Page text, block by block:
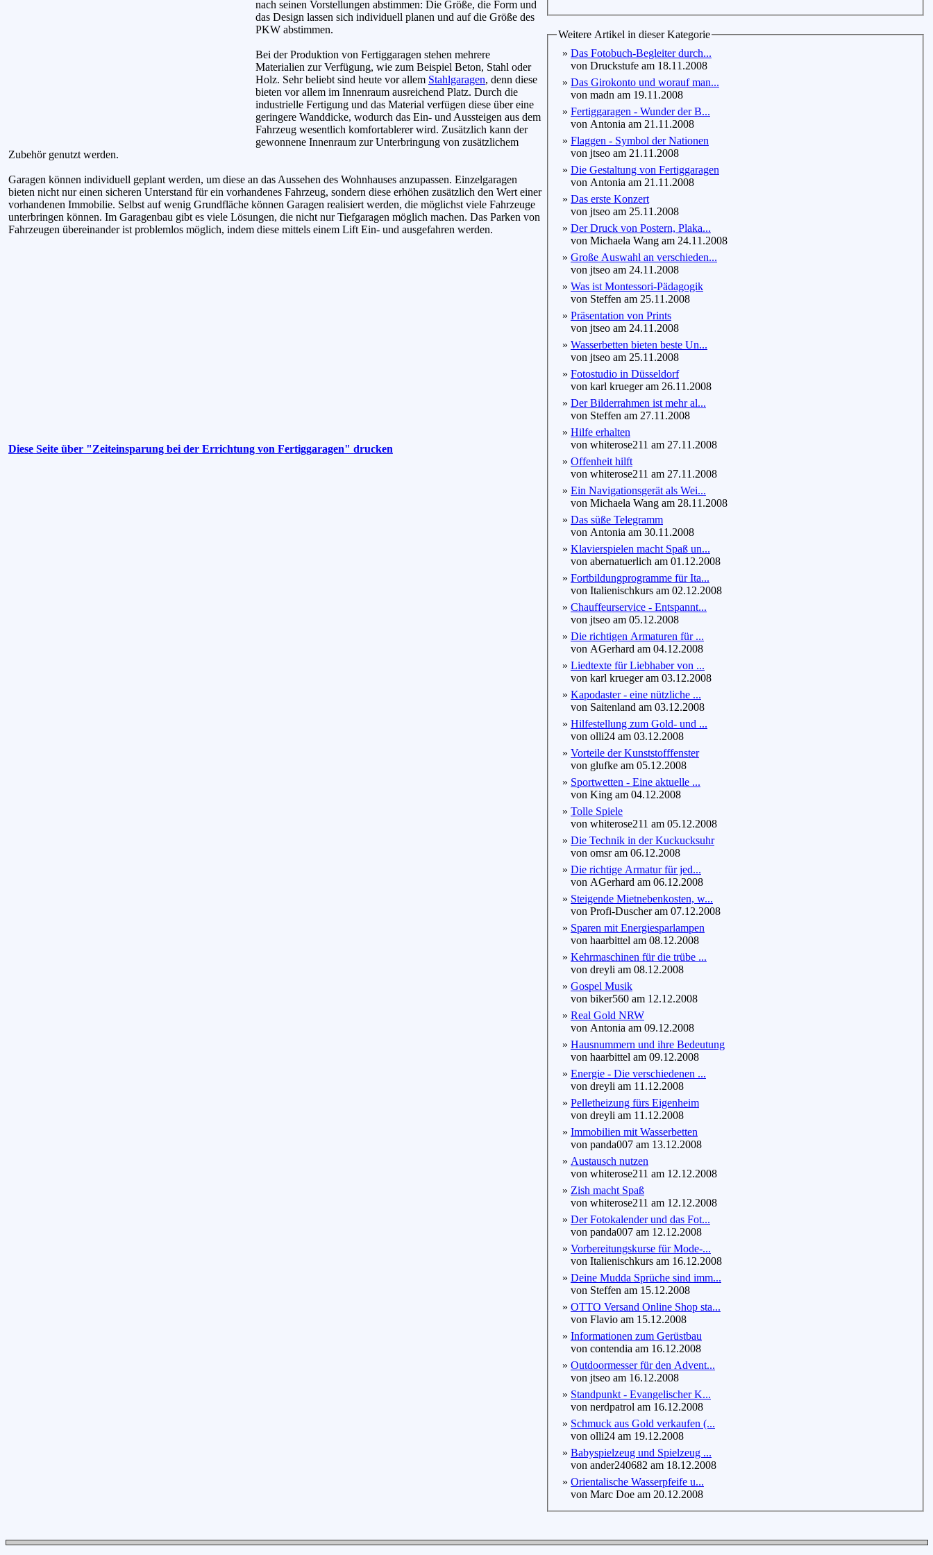
nach seinen Vorstellungen abstimmen: Die Größe, die Form und
das Design lassen sich individuell planen und auf die Größe des
PKW abstimmen.
Bei der Produktion von Fertiggaragen stehen mehrere
Materialien zur Verfügung, wie zum Beispiel Beton, Stahl oder
Holz. Sehr beliebt sind heute vor allem Stahlgaragen, denn diese
bieten vor allem im Innenraum ausreichend Platz. Durch die
industrielle Fertigung und das Material verfügen diese über eine
geringere Wanddicke, wodurch das Ein- und Aussteigen aus dem
Fahrzeug wesentlich komfortablerer wird. Zusätzlich kann der
gewonnene Innenraum zur Unterbringung von zusätzlichem
Zubehör genutzt werden.
Garagen können individuell geplant werden, um diese an das Aussehen des Wohnhauses anzupassen. Einzelgaragen
bieten nicht nur einen sicheren Unterstand für ein vorhandenes Fahrzeug, sondern diese erhöhen zusätzlich den Wert einer
vorhandenen Immobilie. Selbst auf wenig Grundfläche können Garagen realisiert werden, die möglichst viele Fahrzeuge
unterbringen können. Im Garagenbau gibt es viele Lösungen, die nicht nur Tiefgaragen möglich machen. Das Parken von
Fahrzeugen übereinander ist problemlos möglich, indem diese mittels einem Lift Ein- und ausgefahren werden.
Diese Seite über "Zeiteinsparung bei der Errichtung von Fertiggaragen" drucken
Weitere Artikel in dieser Kategorie
» Das Fotobuch-Begleiter durch...
von Druckstufe am 18.11.2008
» Das Girokonto und worauf man...
von madn am 19.11.2008
» Fertiggaragen - Wunder der B...
von Antonia am 21.11.2008
» Flaggen - Symbol der Nationen
von jtseo am 21.11.2008
» Die Gestaltung von Fertiggaragen
von Antonia am 21.11.2008
» Das erste Konzert
von jtseo am 25.11.2008
» Der Druck von Postern, Plaka...
von Michaela Wang am 24.11.2008
» Große Auswahl an verschieden...
von jtseo am 24.11.2008
» Was ist Montessori-Pädagogik
von Steffen am 25.11.2008
» Präsentation von Prints
von jtseo am 24.11.2008
» Wasserbetten bieten beste Un...
von jtseo am 25.11.2008
» Fotostudio in Düsseldorf
von karl krueger am 26.11.2008
» Der Bilderrahmen ist mehr al...
von Steffen am 27.11.2008
» Hilfe erhalten
von whiterose211 am 27.11.2008
» Offenheit hilft
von whiterose211 am 27.11.2008
» Ein Navigationsgerät als Wei...
von Michaela Wang am 28.11.2008
» Das süße Telegramm
von Antonia am 30.11.2008
» Klavierspielen macht Spaß un...
von abernatuerlich am 01.12.2008
» Fortbildungprogramme für Ita...
von Italienischkurs am 02.12.2008
» Chauffeurservice - Entspannt...
von jtseo am 05.12.2008
» Die richtigen Armaturen für ...
von AGerhard am 04.12.2008
» Liedtexte für Liebhaber von ...
von karl krueger am 03.12.2008
» Kapodaster - eine nützliche ...
von Saitenland am 03.12.2008
» Hilfestellung zum Gold- und ...
von olli24 am 03.12.2008
» Vorteile der Kunststofffenster
von glufke am 05.12.2008
» Sportwetten - Eine aktuelle ...
von King am 04.12.2008
» Tolle Spiele
von whiterose211 am 05.12.2008
» Die Technik in der Kuckucksuhr
von omsr am 06.12.2008
» Die richtige Armatur für jed...
von AGerhard am 06.12.2008
» Steigende Mietnebenkosten, w...
von Profi-Duscher am 07.12.2008
» Sparen mit Energiesparlampen
von haarbittel am 08.12.2008
» Kehrmaschinen für die trübe ...
von dreyli am 08.12.2008
» Gospel Musik
von biker560 am 12.12.2008
» Real Gold NRW
von Antonia am 09.12.2008
» Hausnummern und ihre Bedeutung
von haarbittel am 09.12.2008
» Energie - Die verschiedenen ...
von dreyli am 11.12.2008
» Pelletheizung fürs Eigenheim
von dreyli am 11.12.2008
» Immobilien mit Wasserbetten
von panda007 am 13.12.2008
» Austausch nutzen
von whiterose211 am 12.12.2008
» Zish macht Spaß
von whiterose211 am 12.12.2008
» Der Fotokalender und das Fot...
von panda007 am 12.12.2008
» Vorbereitungskurse für Mode-...
von Italienischkurs am 16.12.2008
» Deine Mudda Sprüche sind imm...
von Steffen am 15.12.2008
» OTTO Versand Online Shop sta...
von Flavio am 15.12.2008
» Informationen zum Gerüstbau
von contendia am 16.12.2008
» Outdoormesser für den Advent...
von jtseo am 16.12.2008
» Standpunkt - Evangelischer K...
von nerdpatrol am 16.12.2008
» Schmuck aus Gold verkaufen (...
von olli24 am 19.12.2008
» Babyspielzeug und Spielzeug ...
von ander240682 am 18.12.2008
» Orientalische Wasserpfeife u...
von Marc Doe am 20.12.2008